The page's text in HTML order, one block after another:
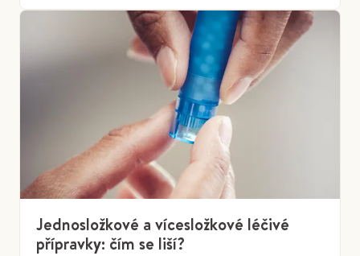
Jednosložkové a vícesložkové léčivé
přípravky: čím se liší?